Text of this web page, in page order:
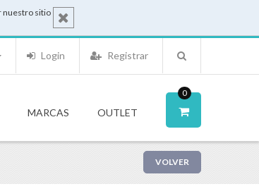
nuestro sitio
Registrar
Login
0
MARCAS OUTLET
VOLVER